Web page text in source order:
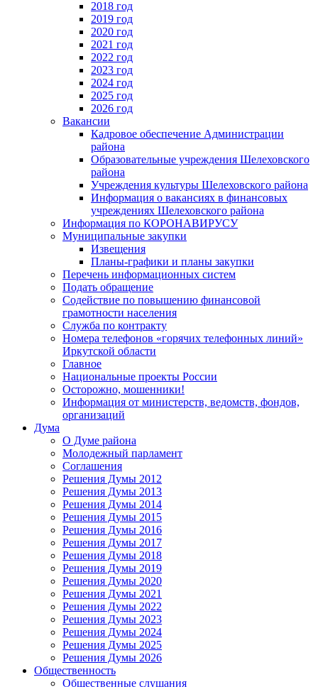
2018 год
2019 год
2020 год
2021 год
2022 год
2023 год
2024 год
2025 год
2026 год
Вакансии
Кадровое обеспечение Администрации
района
Образовательные учреждения Шелеховского
района
Учреждения культуры Шелеховского района
Информация о вакансиях в финансовых
учреждениях Шелеховского района
Информация по КОРОНАВИРУСУ
Муниципальные закупки
Извещения
Планы-графики и планы закупки
Перечень информационных систем
Подать обращение
Содействие по повышению финансовой
грамотности населения
Служба по контракту
Номера телефонов «горячих телефонных линий»
Иркутской области
Главное
Национальные проекты России
Осторожно, мошенники!
Информация от министерств, ведомств, фондов,
организаций
Дума
О Думе района
Молодежный парламент
Соглашения
Решения Думы 2012
Решения Думы 2013
Решения Думы 2014
Решения Думы 2015
Решения Думы 2016
Решения Думы 2017
Решения Думы 2018
Решения Думы 2019
Решения Думы 2020
Решения Думы 2021
Решения Думы 2022
Решения Думы 2023
Решения Думы 2024
Решения Думы 2025
Решения Думы 2026
Общественность
Общественные слушания